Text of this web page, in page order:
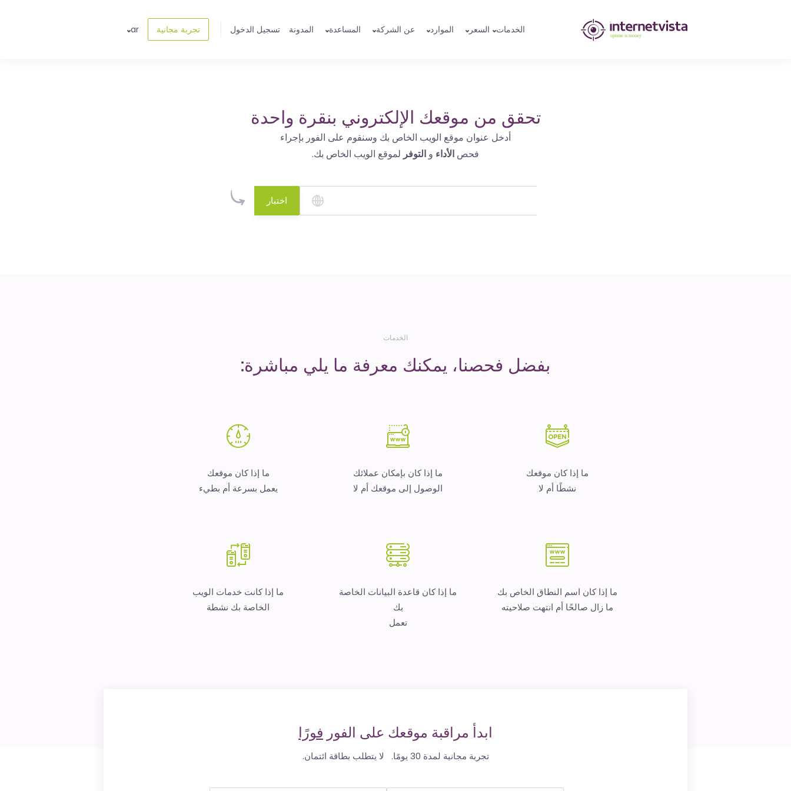
مراقبة
الخدمات السعر الموارد عن الشركة المساعدة المدونة تسجيل الدخول تجربة مجانية ar
تحقق من موقعك الإلكتروني بنقرة واحدة
أدخل عنوان موقع الويب الخاص بك وسنقوم على الفور بإجراء
فحص الأداء و التوفر لموقع الويب الخاص بك.
اختبار
الخدمات
بفضل فحصنا، يمكنك معرفة ما يلي مباشرة:
ما إذا كان موقعك
نشطًا أم لا
ما إذا كان بإمكان عملائك
الوصول إلى موقعك أم لا
ما إذا كان موقعك
يعمل بسرعة أم بطيء
ما إذا كان اسم النطاق الخاص بك
ما زال صالحًا أم انتهت صلاحيته
ما إذا كان قاعدة البيانات الخاصة
بك
تعمل
ما إذا كانت خدمات الويب
الخاصة بك نشطة
ابدأ مراقبة موقعك على الفور فورًا
تجربة مجانية لمدة 30 يومًا. لا يتطلب بطاقة ائتمان.